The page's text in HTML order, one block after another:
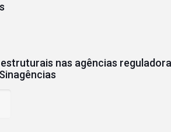
nas agências